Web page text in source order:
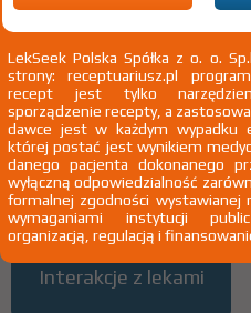
Wszystkie dawki leku
Interakcje z lekami
LekSeek Polska Spółka z o. o.
strony: receptuariusz.pl
recept jest tylko
sporządzenie recepty, a
dawce jest w każdym wypadku
której postać jest wynikiem
danego pacjenta dokonanego
wyłączną odpowiedzialność
formalnej zgodności wystawianej
wymaganiami instytucji
organizacją, regulacją i